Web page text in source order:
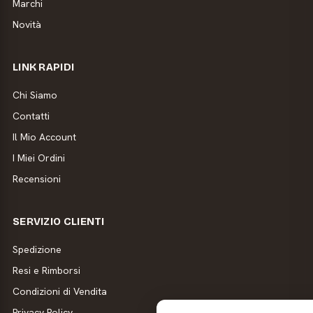
Marchi
Novità
LINK RAPIDI
Chi Siamo
Contatti
Il Mio Account
I Miei Ordini
Recensioni
SERVIZIO CLIENTI
Spedizione
Resi e Rimborsi
Condizioni di Vendita